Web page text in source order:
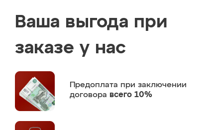
Ваша выгода при
заказе у нас
Предоплата при заключении
договора всего 10%